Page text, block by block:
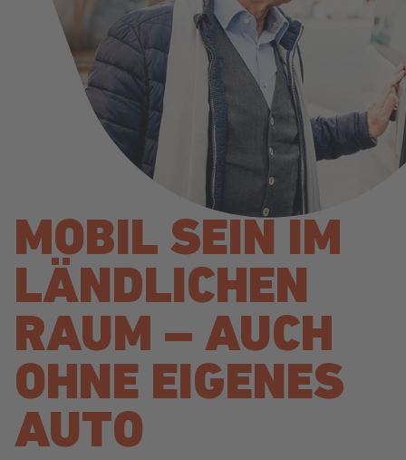
MOBIL SEIN IM
LÄNDLICHEN
RAUM – AUCH
OHNE EIGENES
AUTO